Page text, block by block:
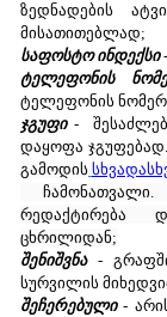
ზედნადების
მისათითებლად;
საფოსტო ინდექსი
ტელეფონის
ტელეფონის
ჯგუფი-
დაყოფა ჯგუფებად.
გამოდის
რედაქტირება
ცხრილიდან;
შენიშვნა- გრაფში
სურვილის
შეჩერებული-